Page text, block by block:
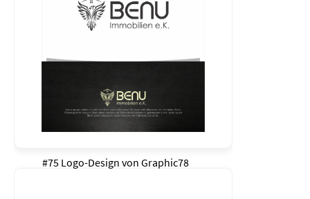
#75 Logo-Design von Graphic78